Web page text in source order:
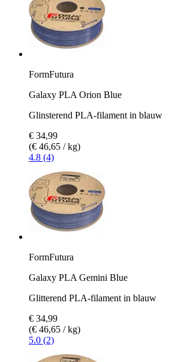
FormFutura
Galaxy PLA Orion Blue
Glinsterend PLA-filament in blauw
€ 34,99
(€ 46,65 / kg)
4.8 (4)
FormFutura
Galaxy PLA Gemini Blue
Glitterend PLA-filament in blauw
€ 34,99
(€ 46,65 / kg)
5.0 (2)